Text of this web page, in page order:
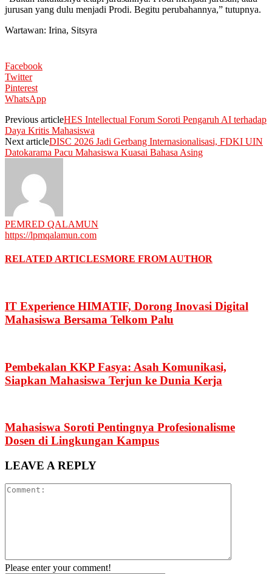
jurusan yang dulu menjadi Prodi. Begitu perubahannya,” tutupnya.
Wartawan: Irina, Sitsyra
Facebook
Twitter
Pinterest
WhatsApp
Previous articleHES Intellectual Forum Soroti Pengaruh AI terhadap
Daya Kritis Mahasiswa
Next articleDISC 2026 Jadi Gerbang Internasionalisasi, FDKI UIN
Datokarama Pacu Mahasiswa Kuasai Bahasa Asing
PEMRED QALAMUN
https://lpmqalamun.com
RELATED ARTICLESMORE FROM AUTHOR
IT Experience HIMATIF, Dorong Inovasi Digital
Mahasiswa Bersama Telkom Palu
Pembekalan KKP Fasya: Asah Komunikasi,
Siapkan Mahasiswa Terjun ke Dunia Kerja
Mahasiswa Soroti Pentingnya Profesionalisme
Dosen di Lingkungan Kampus
LEAVE A REPLY
Please enter your comment!